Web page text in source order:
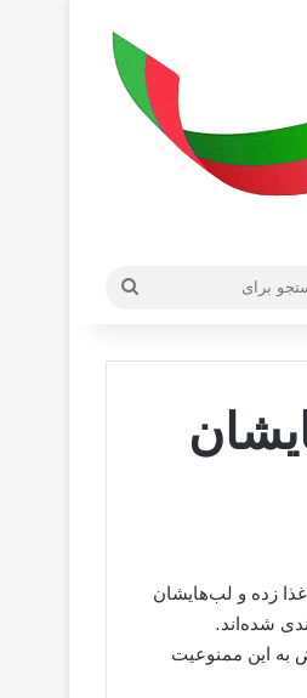
زده و لب‌هایشان
شده‌اند.
به این ممنوعیت